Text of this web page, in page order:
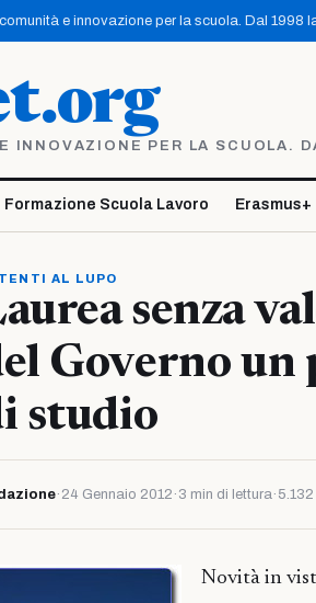
e innovazione per la scuola. Dal 1998
INNOVAZIONE PER LA SCUOLA.
Formazione Scuola Lavoro Erasmus+
AL LUPO
senza
Governo
studio
· 24 Gennaio 2012 · 3 min di lettura·
Novità in